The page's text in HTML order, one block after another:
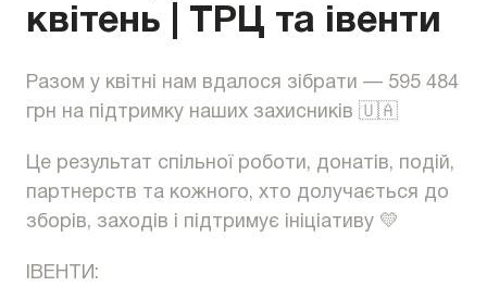
квітень | ТРЦ та івенти
Разом у квітні нам вдалося зібрати — 595 484
грн на підтримку наших захисників 🇺🇦
Це результат спільної роботи, донатів, подій,
партнерств та кожного, хто долучається до
зборів, заходів і підтримує ініціативу 💛
ІВЕНТИ: